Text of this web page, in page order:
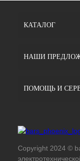
КАТАЛОГ
НАШИ
ПОМОЩЬ И
Copyright 2024 ©